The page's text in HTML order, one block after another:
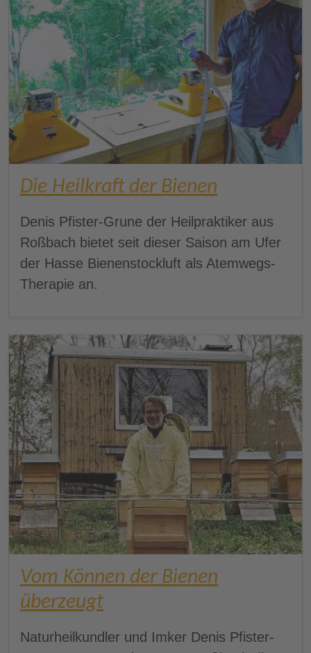
Die Heilkraft der Bienen
Denis Pfister-Grune der Heilpraktiker aus
Roßbach bietet seit dieser Saison am Ufer
der Hasse Bienenstockluft als Atemwegs-
Therapie an.
Vom Können der Bienen
überzeugt
Naturheilkundler und Imker Denis Pfister-